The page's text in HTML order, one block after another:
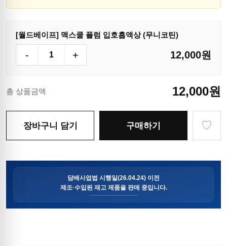
[월드베이프] 맥스쿨 플럼 입호흡액상 (무니코틴)
- + 12,000원
총 상품금액 12,000원
장바구니 담기 구매하기 ♡